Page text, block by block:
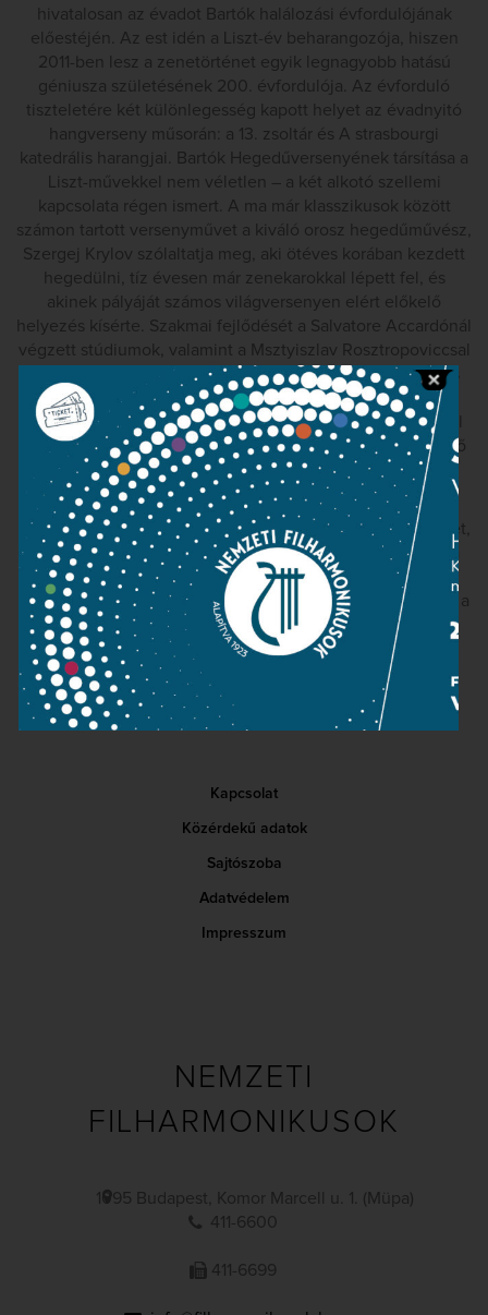
hivatalosan az évadot Bartók halálozási évfordulójának
előestéjén. Az est idén a Liszt-év beharangozója, hiszen
2011-ben lesz a zenetörténet egyik legnagyobb hatású
géniusza születésének 200. évfordulója. Az évforduló
tiszteletére két különlegesség kapott helyet az évadnyitó
hangverseny műsorán: a 13. zsoltár és A strasbourgi
katedrális harangjai. Bartók Hegedűversenyének társítása a
Liszt-művekkel nem véletlen – a két alkotó szellemi
kapcsolata régen ismert. A ma már klasszikusok között
számon tartott versenyművet a kiváló orosz hegedűművész,
Szergej Krylov szólaltatja meg, aki ötéves korában kezdett
hegedülni, tíz évesen már zenekarokkal lépett fel, és
akinek pályáját számos világversenyen elért előkelő
helyezés kísérte. Szakmai fejlődését a Salvatore Accardónál
végzett stúdiumok, valamint a Msztyiszlav Rosztropoviccsal
való szoros együttműködés befolyásolta döntően. Kocsis
Zoltán is meggyőződhetett virtuóz játékáról, mély
zeneiségéről és alapos stílusismeretéről, amikor pár évvel
ezelőtt Beethoven és Sibelius hegedűversenyeit adták elő
közös koncerteken.
„Nagy érdeklődéssel várom mind Bartók
Hegedűversenyének előadását, mind pedig azt a koncertet,
amelyen három Beethoven-szonátát adunk elő az Uránia
Filmszínházban.” – mondta Kocsis, és máris a 6. emeleti
próbaterembe siet. Még az évadnyitó koncert előtt rögzíti a
zenekarral a Bartók Új Sorozat következő lemezét.
Kapcsolat
Közérdekű adatok
Sajtószoba
Adatvédelem
Impresszum
NEMZETI
FILHARMONIKUSOK
1095 Budapest, Komor Marcell u. 1. (Müpa)
411-6600
411-6699